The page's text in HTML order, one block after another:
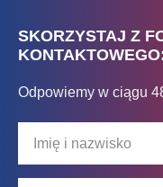
SKORZYSTAJ Z
Odpowiemy w ciągu